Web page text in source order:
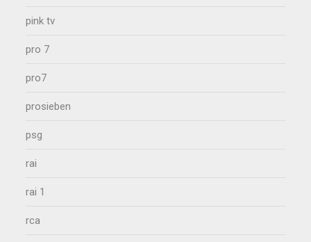
pink tv
pro 7
pro7
prosieben
psg
rai
rai 1
rca